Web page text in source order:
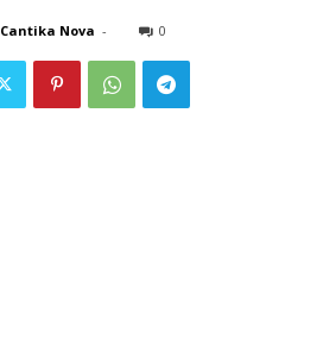
Cantika Nova - 0